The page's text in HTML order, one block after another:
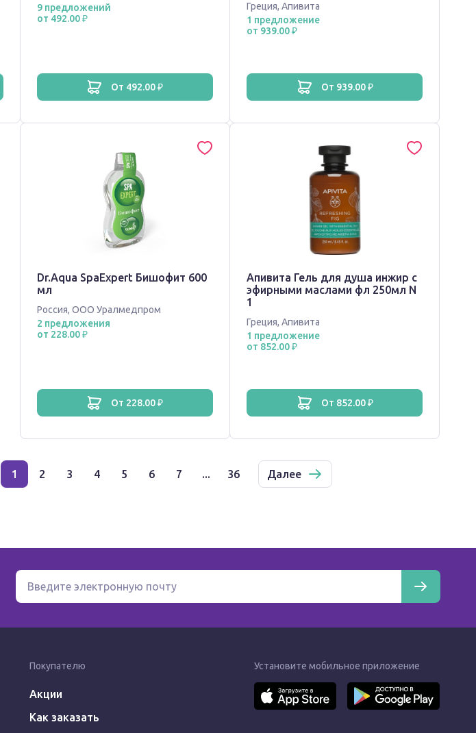
9 предложений
от 492.00 ₽
от 492.00 ₽
Греция,Апивита
1 предложение
от 939.00 ₽
от 939.00 ₽
Dr.Aqua SpaExpert Бишофит 600
мл
Россия, ООО Уралмедпром
2 предложения
от 228.00 ₽
от 228.00 ₽
Апивита Гель для душа инжир с
эфирными маслами фл 250мл N
1
Греция,Апивита
1 предложение
от 852.00 ₽
от 852.00 ₽
1 2 3 4 5 6 7 ... 36 Далее
Покупателю
Акции
Как заказать
Установите мобильное приложение